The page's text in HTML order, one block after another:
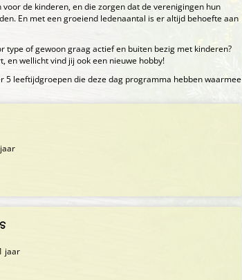
de kinderen, en die zorgen dat de verenigingen hun
En met een groeiend ledenaantal is er altijd behoefte aan
of gewoon graag actief en buiten bezig met kinderen?
en wellicht vind jij ook een nieuwe hobby!
5 leeftijdgroepen die deze dag programma hebben waarmee
jaar